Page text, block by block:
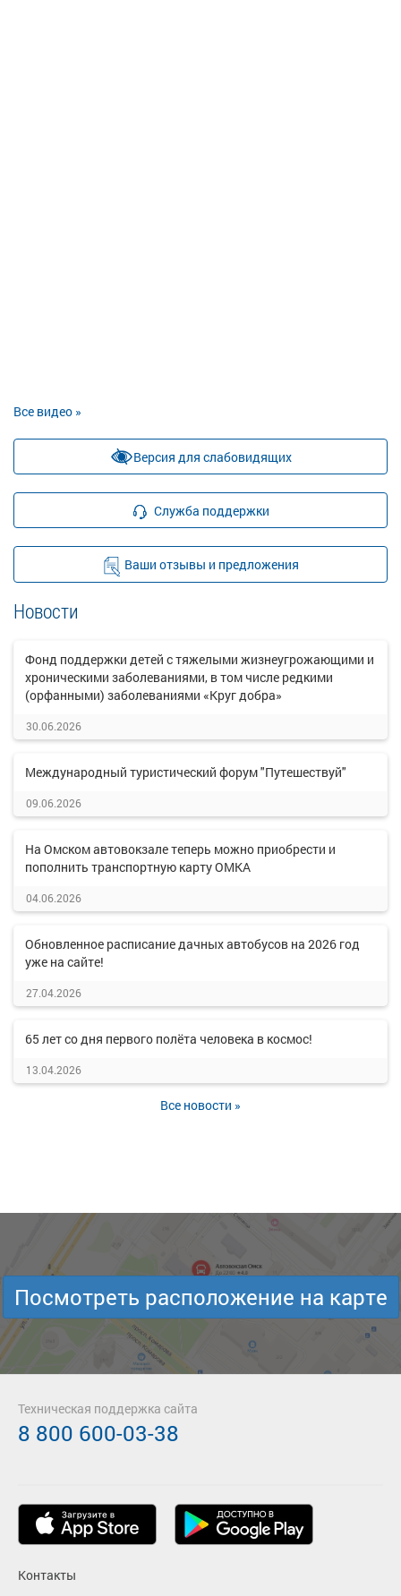
Все видео »
Версия для слабовидящих
Служба поддержки
Ваши отзывы и предложения
Новости
Фонд поддержки детей с тяжелыми жизнеугрожающими и
хроническими заболеваниями, в том числе редкими
(орфанными) заболеваниями «Круг добра»
30.06.2026
Международный туристический форум "Путешествуй"
09.06.2026
На Омском автовокзале теперь можно приобрести и
пополнить транспортную карту ОМКА
04.06.2026
Обновленное расписание дачных автобусов на 2026 год
уже на сайте!
27.04.2026
65 лет со дня первого полёта человека в космос!
13.04.2026
Все новости »
Посмотреть расположение на карте
Контакты
Техническая поддержка сайта
8 800 600-03-38